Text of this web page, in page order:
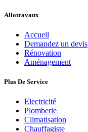
Allotravaux
Accueil
Demandez un devis
Rénovation
Aménagement
Plus De Service
Electricité
Plomberie
Climatisation
Chauffagiste